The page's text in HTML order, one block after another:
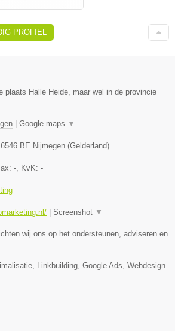
PROFIEL
plaats Halle Heide, maar wel in de provincie
| Google maps ▼
6546 BE Nijmegen (Gelderland)
- , KvK: -
| Screenshot ▼
wij ons op het ondersteunen, adviseren en
Linkbuilding, Google Ads, Webdesign